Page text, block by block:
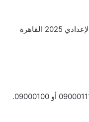
يمكنك الحصول على نتيجة الصف الثالث الإعدادي 2025 القاهرة